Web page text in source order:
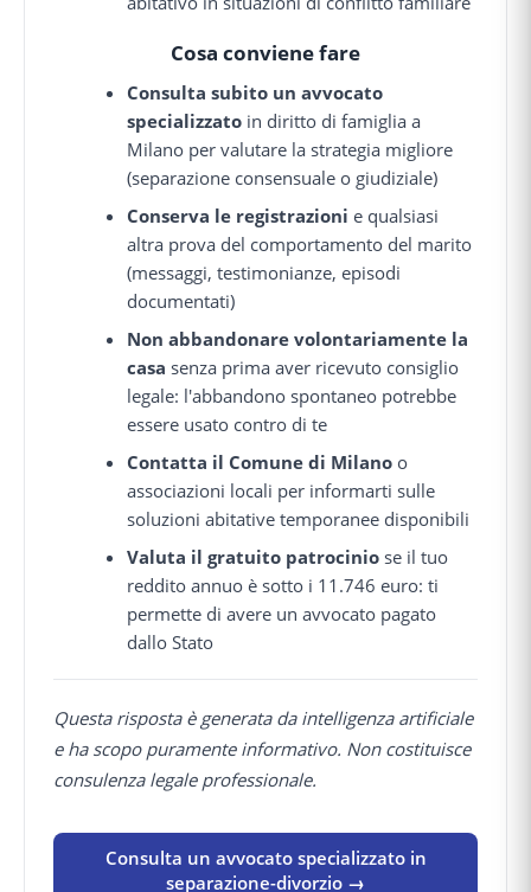
Cosa conviene fare
Consulta subito un avvocato
specializzato in diritto di famiglia a
Milano per valutare la strategia migliore
(separazione consensuale o giudiziale)
Conserva le registrazioni e qualsiasi
altra prova del comportamento del marito
(messaggi, testimonianze, episodi
documentati)
Non abbandonare volontariamente la
casa senza prima aver ricevuto consiglio
legale: l'abbandono spontaneo potrebbe
essere usato contro di te
Contatta il Comune di Milano o
associazioni locali per informarti sulle
soluzioni abitative temporanee disponibili
Valuta il gratuito patrocinio se il tuo
reddito annuo è sotto i 11.746 euro: ti
permette di avere un avvocato pagato
dallo Stato
Questa risposta è generata da intelligenza artificiale
e ha scopo puramente informativo. Non costituisce
consulenza legale professionale.
Consulta un avvocato specializzato in
separazione-divorzio →